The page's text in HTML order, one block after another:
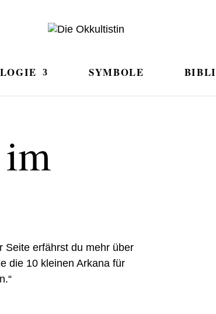
SYMBOLE
Seite erfährst du mehr über
die 10 kleinen Arkana für